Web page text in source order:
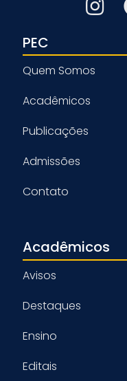
PEC
Quem Somos
Acadêmicos
Publicações
Admissões
Contato
Acadêmicos
Avisos
Destaques
Ensino
Editais